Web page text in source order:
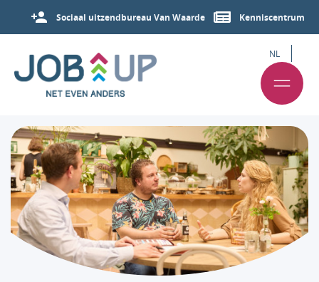
Sociaal uitzendbureau Van Waarde Kenniscentrum
NL